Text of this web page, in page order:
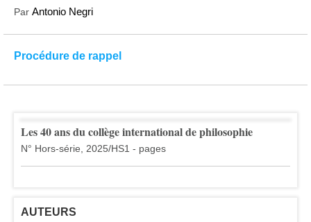
Par Antonio Negri
Procédure de rappel
Les 40 ans du collège international de philosophie
N° Hors-série, 2025/HS1 - pages
AUTEURS